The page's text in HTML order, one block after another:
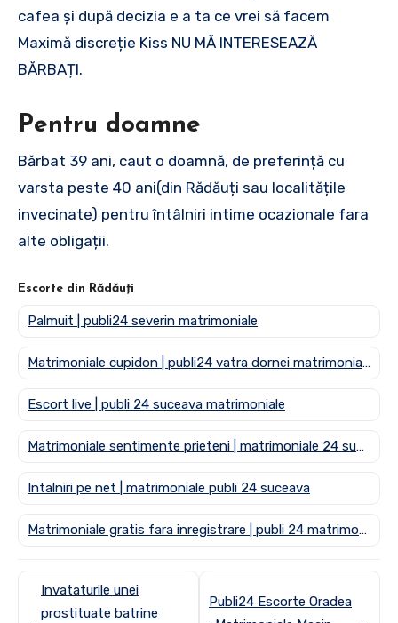
cafea și după decizia e a ta ce vrei să facem
Maximă discreție Kiss NU MĂ INTERESEAZĂ
BĂRBAȚI.
Pentru doamne
Bărbat 39 ani, caut o doamnă, de preferință cu
varsta peste 40 ani(din Rădăuți sau localitățile
invecinate) pentru întâlniri intime ocazionale fara
alte obligații.
Escorte din Rădăuți
Palmuit | publi24 severin matrimoniale
Matrimoniale cupidon | publi24 vatra dornei matrimoniale
Escort live | publi 24 suceava matrimoniale
Matrimoniale sentimente prieteni | matrimoniale 24 suceava
Intalniri pe net | matrimoniale publi 24 suceava
Matrimoniale gratis fara inregistrare | publi 24 matrimoniale suceava
Invataturile unei
prostituate batrine
Publi24 Escorte Oradea